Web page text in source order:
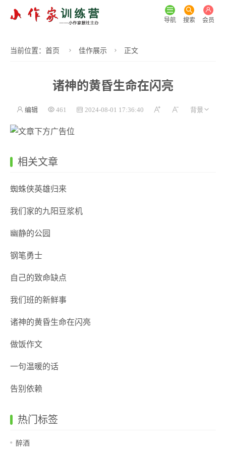
导航 搜索 会员
当前位置： 首页 佳作展示 正文
诸神的黄昏生命在闪亮
编辑 461 2024-08-01 17:36:40
相关文章
蜘蛛侠英雄归来
我们家的九阳豆浆机
幽静的公园
钢笔勇士
自己的致命缺点
我们班的新鲜事
诸神的黄昏生命在闪亮
做饭作文
一句温暖的话
告别依赖
热门标签
醉酒